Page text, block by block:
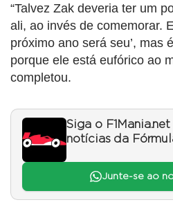
“Talvez Zak deveria ter um
ali, ao invés de comemorar.
próximo ano será seu’, mas
porque ele está eufórico ao
completou.
Siga o
notícias da
Junte-se ao